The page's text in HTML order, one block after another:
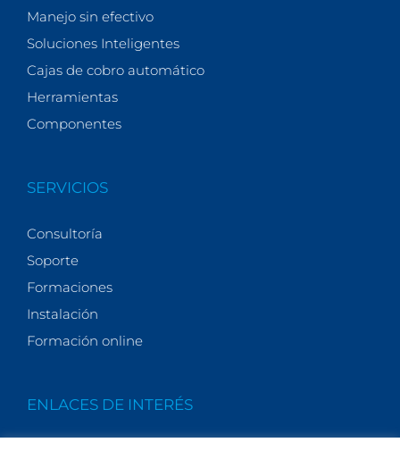
Manejo sin efectivo
Soluciones Inteligentes
Cajas de cobro automático
Herramientas
Componentes
SERVICIOS
Consultoría
Soporte
Formaciones
Instalación
Formación online
ENLACES DE INTERÉS